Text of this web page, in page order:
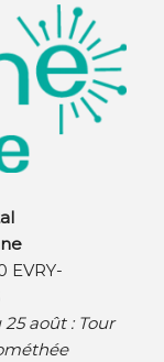
EVRY-
25 août : Tour